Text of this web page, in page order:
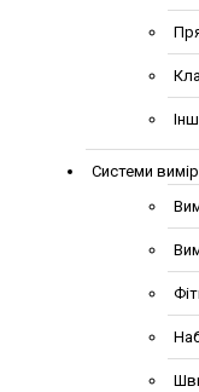
Системи